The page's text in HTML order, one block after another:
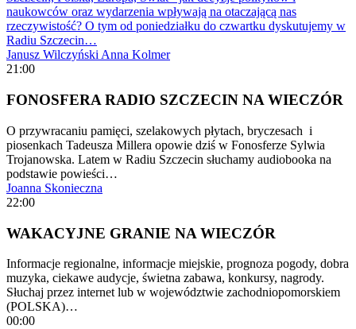
naukowców oraz wydarzenia wpływają na otaczającą nas
rzeczywistość? O tym od poniedziałku do czwartku dyskutujemy w
Radiu Szczecin…
Janusz WilczyńskiAnna Kolmer
21:00
FONOSFERA RADIO SZCZECIN NA WIECZÓR
O przywracaniu pamięci, szelakowych płytach, bryczesach i
piosenkach Tadeusza Millera opowie dziś w Fonosferze Sylwia
Trojanowska. Latem w Radiu Szczecin słuchamy audiobooka na
podstawie powieści…
Joanna Skonieczna
22:00
WAKACYJNE GRANIE NA WIECZÓR
Informacje regionalne, informacje miejskie, prognoza pogody, dobra
muzyka, ciekawe audycje, świetna zabawa, konkursy, nagrody.
Słuchaj przez internet lub w województwie zachodniopomorskiem
(POLSKA)…
00:00